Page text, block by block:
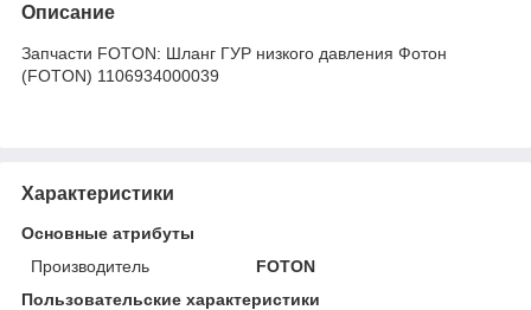
Описание
Запчасти FOTON: Шланг ГУР низкого давления Фотон
(FOTON) 1106934000039
Характеристики
Основные атрибуты
Производитель
FOTON
Пользовательские характеристики